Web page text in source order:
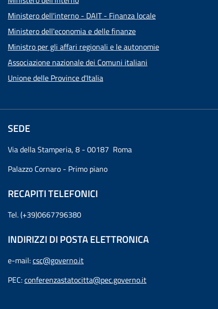
Ministero dell'interno - DAIT - Finanza locale
Ministero dell'economia e delle finanze
Ministro per gli affari regionali e le autonomie
Associazione nazionale dei Comuni italiani
Unione delle Province d'Italia
SEDE
Via della Stamperia, 8 - 00187 Roma
Palazzo Cornaro - Primo piano
RECAPITI TELEFONICI
Tel. (+39)0667796380
INDIRIZZI DI POSTA ELETTRONICA
e-mail:csc@governo.it
PEC:conferenzastatocitta@pec.governo.it